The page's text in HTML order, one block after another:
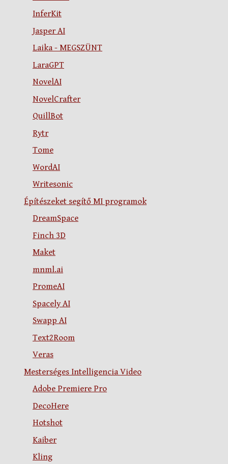
InferKit
Jasper AI
Laika - MEGSZÜNT
LaraGPT
NovelAI
NovelCrafter
QuillBot
Rytr
Tome
WordAI
Writesonic
Építészeket segítő MI programok
DreamSpace
Finch 3D
Maket
mnml.ai
PromeAI
Spacely AI
Swapp AI
Text2Room
Veras
Mesterséges Intelligencia Video
Adobe Premiere Pro
DecoHere
Hotshot
Kaiber
Kling